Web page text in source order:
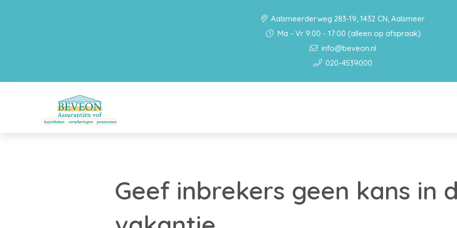
Aalsmeerderweg 283-19, 1432 CN, Aalsmeer
Ma - Vr 9:00 - 17:00 (alleen op afspraak)
info@beveon.nl
020-4539000
Geef inbrekers geen kans in